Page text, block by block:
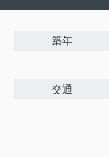
築年
交通